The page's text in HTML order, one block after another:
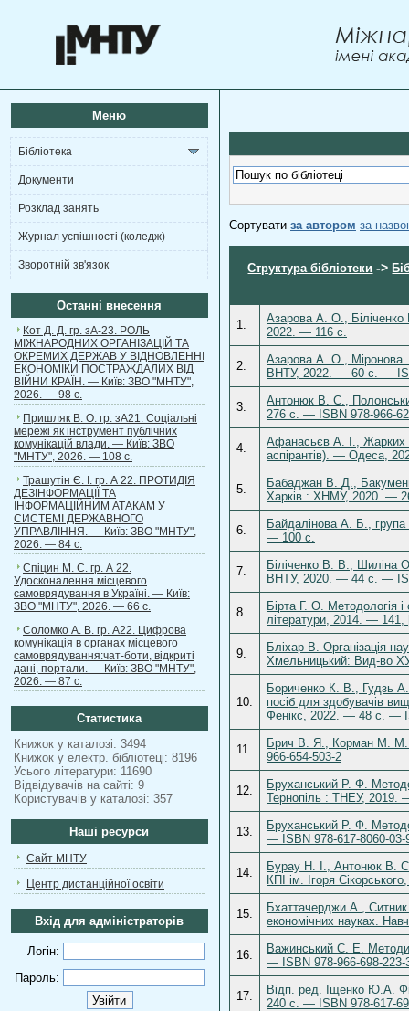
Меню
Бібліотека
Документи
Розклад занять
Журнал успішності (коледж)
Зворотній зв'язок
Останні внесення
Кот Д. Д. гр. зА-23. РОЛЬ
МІЖНАРОДНИХ ОРГАНІЗАЦІЙ ТА
ОКРЕМИХ ДЕРЖАВ У ВІДНОВЛЕННІ
ЕКОНОМІКИ ПОСТРАЖДАЛИХ ВІД
ВІЙНИ КРАЇН. — Київ: ЗВО "МНТУ",
2026. — 98 с.
Пришляк В. О. гр. зА21. Соціальні
мережі як інструмент публічних
комунікацій влади. — Київ: ЗВО
"МНТУ", 2026. — 108 с.
Трашутін Є. І. гр. А 22. ПРОТИДІЯ
ДЕЗІНФОРМАЦІЇ ТА
ІНФОРМАЦІЙНИМ АТАКАМ У
СИСТЕМІ ДЕРЖАВНОГО
УПРАВЛІННЯ. — Київ: ЗВО "МНТУ",
2026. — 84 с.
Спіцин М. С. гр. А 22.
Удосконалення місцевого
самоврядування в Україні. — Київ:
ЗВО "МНТУ", 2026. — 66 с.
Соломко А. В. гр. А22. Цифрова
комунікація в органах місцевого
самоврядування:чат-боти, відкриті
дані, портали. — Київ: ЗВО "МНТУ",
2026. — 87 с.
Статистика
Книжок у каталозі: 3494
Книжок у електр. бібліотеці: 8196
Усього літератури: 11690
Відвідувачів на сайті: 9
Користувачів у каталозі: 357
Наші ресурси
Сайт МНТУ
Центр дистанційної освіти
Вхід для адміністраторів
Логін:
Пароль:
Сортувати за автором за
Структура бібліотеки ->
1.
Азарова А. О., Біліченко
2022. — 116 с.
2.
Азарова А. О., Міронова.
ВНТУ, 2022. — 60 с. —
3.
Антонюк В. С.,
276 с. — ISBN 978-966-
4.
Афанасьєв А. І., Жарких
аспірантів). — Одеса,
5.
Бабаджан В. Д.,
Харків : ХНМУ, 2020. —
6.
Байдалінова А. Б.,
— 100 c.
7.
Біліченко В. В., Шиліна
ВНТУ, 2020. — 44 с. —
8.
Бірта Г. О. Методологія
літератури, 2014. —
9.
Бліхар В. Організація
Хмельницький: Вид-во
10.
Бориченко К. В., Гудзь
посіб для здобувачів
Фенікс, 2022. — 48 с. —
11.
Брич В. Я., Корман М. М.
966-654-503-2
12.
Бруханський Р. Ф.
Тернопіль : ТНЕУ, 2019.
13.
Бруханський Р. Ф.
— ISBN 978-617-8060-03-
14.
Бурау Н. І., Антонюк В.
КПІ ім. Ігоря
15.
Бхаттачерджи А., Ситник
економічних науках.
16.
Важинський С. Е.
— ISBN 978-966-698-223-
17.
Відп. ред. Іщенко Ю.А.
240 с. — ISBN 978-617-